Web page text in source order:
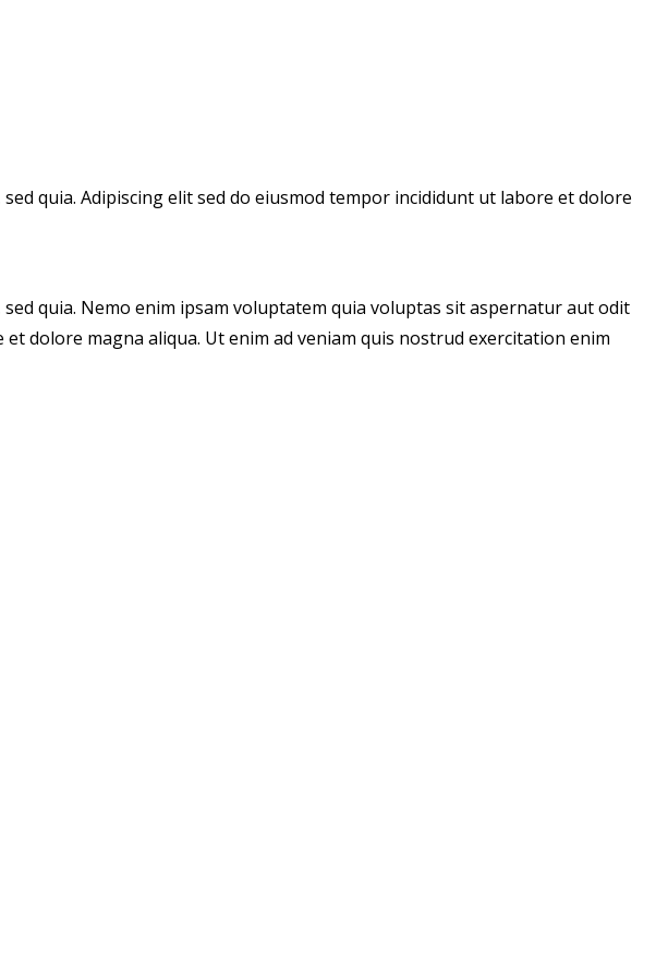
quia. Adipiscing elit sed do eiusmod tempor incididunt ut labore et dolore
quia. Nemo enim ipsam voluptatem quia voluptas sit aspernatur aut odit
dolore magna aliqua. Ut enim ad veniam quis nostrud exercitation enim